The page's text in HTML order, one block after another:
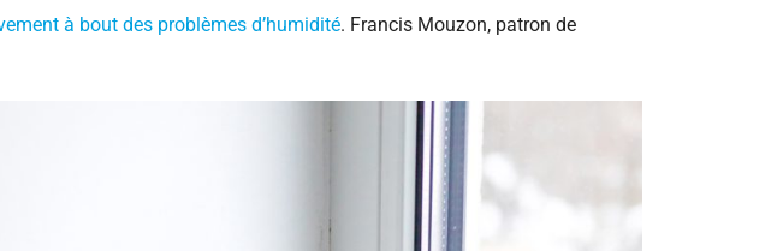
à bout des problèmes d’humidité. Francis Mouzon, patron de